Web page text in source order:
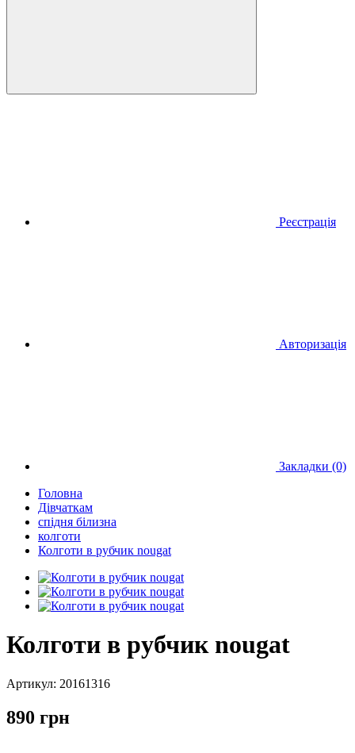
Реєстрація
Авторизація
Закладки (0)
Головна
Дівчаткам
спідня білизна
колготи
Колготи в рубчик nougat
Колготи в рубчик nougat
Артикул: 20161316
890 грн